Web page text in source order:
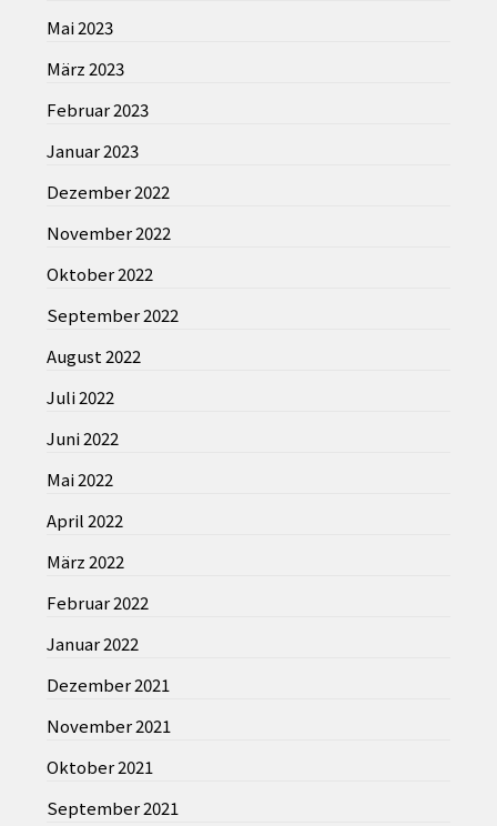
Mai 2023
März 2023
Februar 2023
Januar 2023
Dezember 2022
November 2022
Oktober 2022
September 2022
August 2022
Juli 2022
Juni 2022
Mai 2022
April 2022
März 2022
Februar 2022
Januar 2022
Dezember 2021
November 2021
Oktober 2021
September 2021